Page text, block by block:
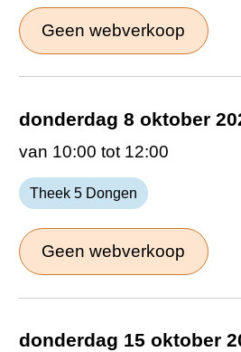
Geen webverkoop
donderdag 8 oktober
van 10:00 tot 12:00
Theek 5 Dongen
Geen webverkoop
donderdag 15 oktober